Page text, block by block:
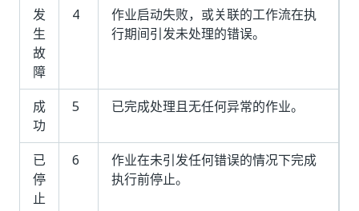
发
生
故
障
4
作业启动失败，或关联的工作流在执
行期间引发未处理的错误。
成
功
5 已完成处理且无任何异常的作业。
已
停
止
6
作业在未引发任何错误的情况下完成
执行前停止。